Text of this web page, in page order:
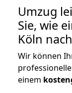
Umzug
Sie, wie
Köln
Wir können
einem